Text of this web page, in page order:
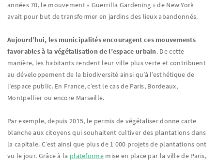
années 70, le mouvement « Guerrilla Gardening » de New York
avait pour but de transformer en jardins des lieux abandonnés.
Aujourd’hui, les municipalités encouragent ces mouvements
favorables à la végétalisation de l’espace urbain. De cette
manière, les habitants rendent leur ville plus verte et contribuent
au développement de la biodiversité ainsi qu’à l’esthétique de
l’espace public. En France, c’est le cas de Paris, Bordeaux,
Montpellier ou encore Marseille.
Par exemple, depuis 2015, le permis de végétaliser donne carte
blanche aux citoyens qui souhaitent cultiver des plantations dans
la capitale. C’est ainsi que plus de 1 000 projets de plantations ont
vu le jour. Grâce à la plateformemise en place par la ville de Paris,